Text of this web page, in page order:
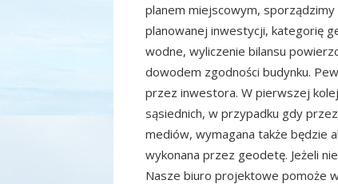
planem miejscowym,
planowanej inwestycji, kategorię
wodne, wyliczenie bilansu
dowodem zgodności budynku.
przez inwestora. W pierwszej
sąsiednich, w przypadku gdy
mediów, wymagana także będzie
wykonana przez geodetę. Jeżeli
Nasze biuro projektowe pomoże